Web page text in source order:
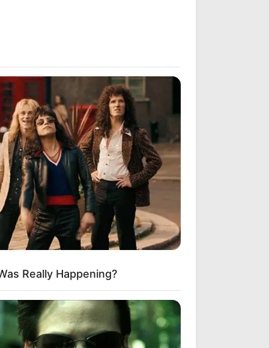
ARCHIVES
Archives
Really Happening?